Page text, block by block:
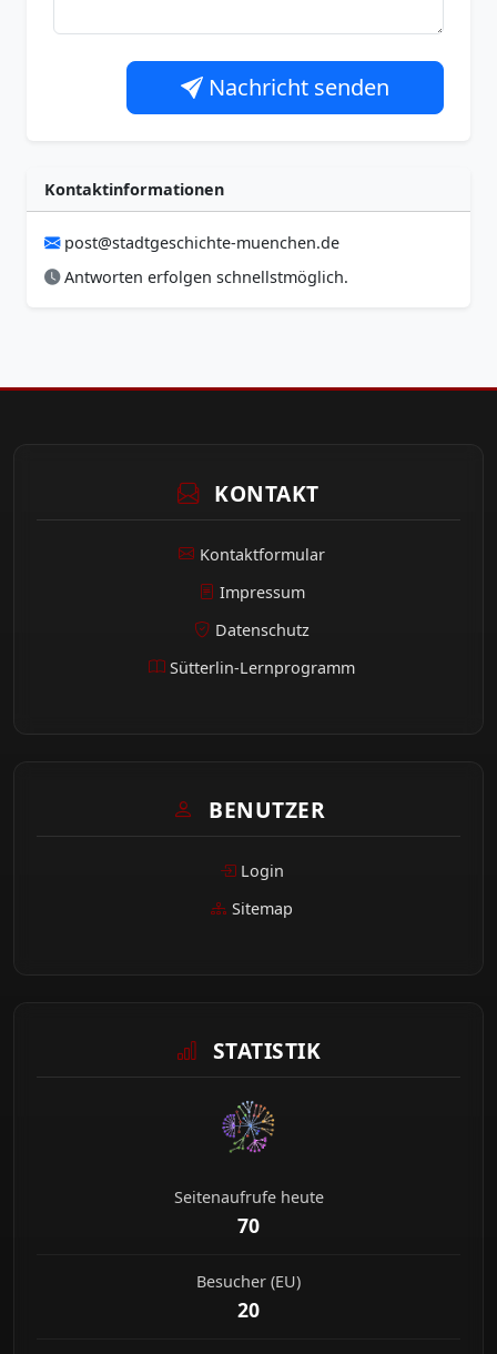
Nachricht senden
Kontaktinformationen
post@stadtgeschichte-muenchen.de
Antworten erfolgen schnellstmöglich.
KONTAKT
Kontaktformular
Impressum
Datenschutz
Sütterlin-Lernprogramm
BENUTZER
Login
Sitemap
STATISTIK
Seitenaufrufe heute
70
Besucher (EU)
20